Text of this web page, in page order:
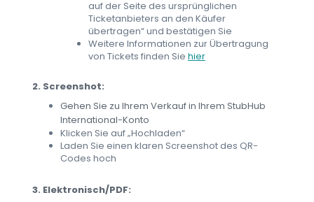
auf der Seite des ursprünglichen
Ticketanbieters an den Käufer
übertragen“ und bestätigen Sie
Weitere Informationen zur Übertragung
von Tickets finden Sie hier
2. Screenshot:
Gehen Sie zu Ihrem Verkauf in Ihrem StubHub
International-Konto
Klicken Sie auf „Hochladen“
Laden Sie einen klaren Screenshot des QR-
Codes hoch
3. Elektronisch/PDF: